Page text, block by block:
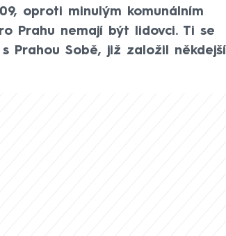
oproti minulým komunálním
Prahu nemají být lidovci. Ti se
Prahou Sobě, již založil někdejší